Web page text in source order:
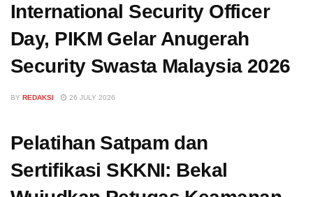
International Security Officer
Day, PIKM Gelar Anugerah
Security Swasta Malaysia 2026
BY REDAKSI 26 JULY 2026
Pelatihan Satpam dan
Sertifikasi SKKNI: Bekal